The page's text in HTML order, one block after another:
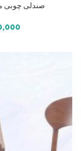
صندلی چوبی